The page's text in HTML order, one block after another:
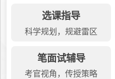
选课指导
科学规划，规避雷区
笔面试辅导
考官视角，传授策略